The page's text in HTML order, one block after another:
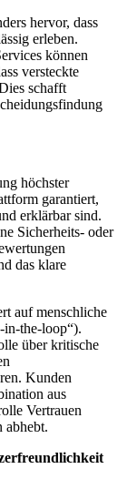
hervor, dass
erleben.
können
versteckte
schafft
höchster
garantiert,
erklärbar sind.
Sicherheits- oder
das klare
auf menschliche
in-the-loop“).
über kritische
Kunden
aus
Vertrauen
abhebt.